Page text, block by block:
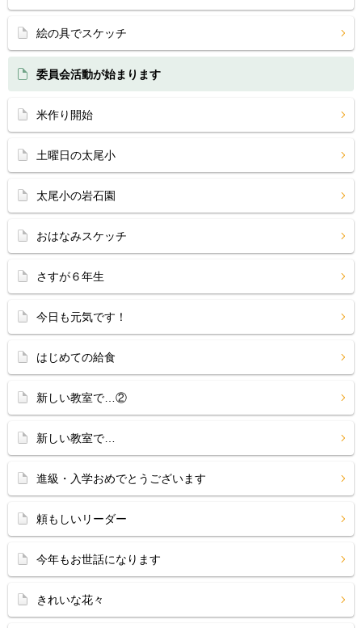
絵の具でスケッチ
委員会活動が始まります
米作り開始
土曜日の太尾小
太尾小の岩石園
おはなみスケッチ
さすが６年生
今日も元気です！
はじめての給食
新しい教室で…②
新しい教室で…
進級・入学おめでとうございます
頼もしいリーダー
今年もお世話になります
きれいな花々